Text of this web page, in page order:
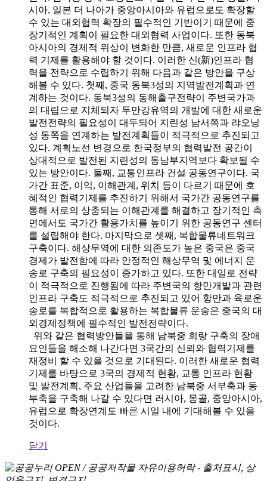
시아, 일본 더 나아가 중앙아시아와 유럽으로도 확장할
수 있는 대외협력 확장의 필수적인 기반이기 때문에 중
장기적인 계획이 필요한 대외협력 사업이다. 또한 동북
아시아의 경제적 위상이 변화한 만큼, 새로운 인프라 협
력 기제를 활용해야 할 것이다. 이러한 신(新)인프라 협
력을 전략으로 수립하기 위해 다음과 같은 방안을 구상
해볼 수 있다. 첫째, 중국 동북3성의 지역발전계획과 연
계하는 것이다. 동북3성의 동해출구전략이 주변국가과
의 대립으로 지체되자 두만강유역의 개발에 대한 새로운
발전전략의 필요성이 대두되어 지린성 남서쪽과 랴오닝
성 동쪽을 연계하는 발전계획들이 적극적으로 추진되고
있다. 계획노선 변경으로 한국정부의 협력발전 공간이
상대적으로 발전된 지린성의 동남부지역보다 확보될 수
있는 방안이다. 둘째, 교통인프라 건설 공동연구이다. 국
가간 표준, 이익, 이해관계, 위치 등이 다르기 때문에 호
혜적인 협력기제를 추진하기 위해서 국가간 공동연구를
통해 서로의 상충되는 이해관계를 해결하고 장기적인 측
면에서도 국가간 활용가치를 높이기 위한 공동연구 센터
를 설립해야 한다. 마지막으로 셋째, 복합물류네트워크
구축이다. 해상무역에 대한 의존도가 높은 중국은 중국
경제가 발전함에 따라 안정적인 해상무역 및 에너지 운
송로 구축의 필요성이 증가하고 있다. 또한 대일로 전략
이 적극적으로 진행됨에 따라 주변국의 항만개발과 관련
인프라 구축도 적극적으로 추진되고 있어 항만과 육로운
송로를 복합적으로 활용하는 복합물류 운송은 중국의 대
외경제정책에 필수적인 발전전략이다.
위와 같은 협력방안들을 통해 남북중 회랑 구축의 장애
요인들을 해소해 나간다면 3국간의 신뢰와 협력기제를
재정비 할 수 있을 것으로 기대된다. 이러한 새로운 협력
기제를 바탕으로 3국의 경제적 현황, 교통 인프라 현황
및 발전계획, 주요 산업들을 고려한 남북중 서부축과 동
부축을 구축해 나갈 수 있다면 러시아, 몽골, 중앙아시아,
유럽으로 확장연계도 빠른 시일 내에 기대해볼 수 있을
것이다.
닫기